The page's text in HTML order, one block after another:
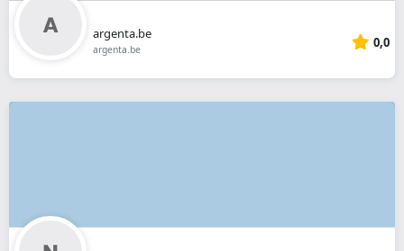
argenta.be
argenta.be 0,0